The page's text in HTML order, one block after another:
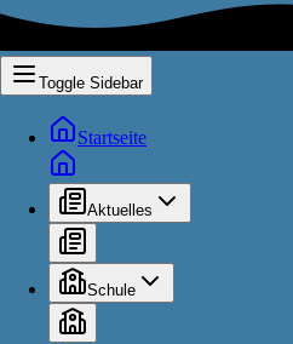
Toggle Sidebar
Startseite
Aktuelles
Schule